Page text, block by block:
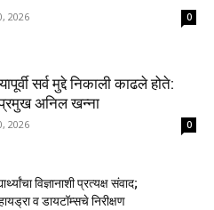
2026 0
सर्व मुद्दे निकाली काढले होते:
प्रमुख अनिल खन्ना
2026 0
विज्ञानाशी प्रत्यक्ष संवाद;
व डायटॉम्सचे निरीक्षण